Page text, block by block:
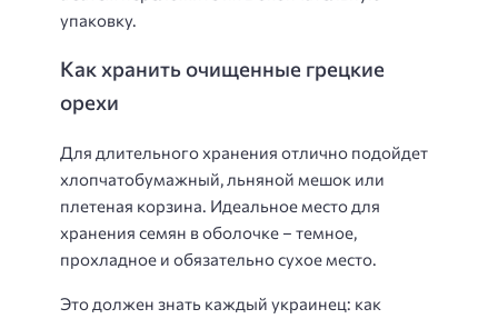
упаковку.
Как хранить очищенные грецкие
орехи
Для длительного хранения отлично подойдет
хлопчатобумажный, льняной мешок или
плетеная корзина. Идеальное место для
хранения семян в оболочке – темное,
прохладное и обязательно сухое место.
Это должен знать каждый украинец: как